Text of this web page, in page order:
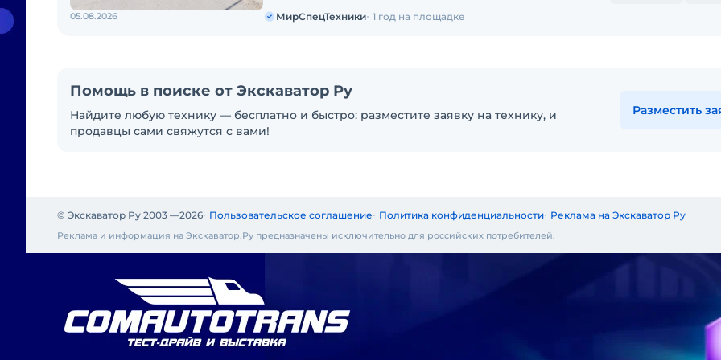
05.08.2026 МирСпецТехники 1 год на площадке
Помощь в поиске от Экскаватор Ру
Найдите любую технику — бесплатно и быстро: разместите заявку на технику, и
продавцы сами свяжутся с вами!
Разместить
© Экскаватор Ру 2003 —2026 Пользовательское соглашение Политика конфиденциальности Реклама на Экскаватор Ру
Реклама и информация на Экскаватор.Ру предназначены исключительно для российских потребителей.